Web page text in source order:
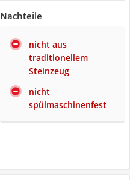
Nachteile
nicht aus
traditionellem
Steinzeug
nicht
spülmaschinenfest